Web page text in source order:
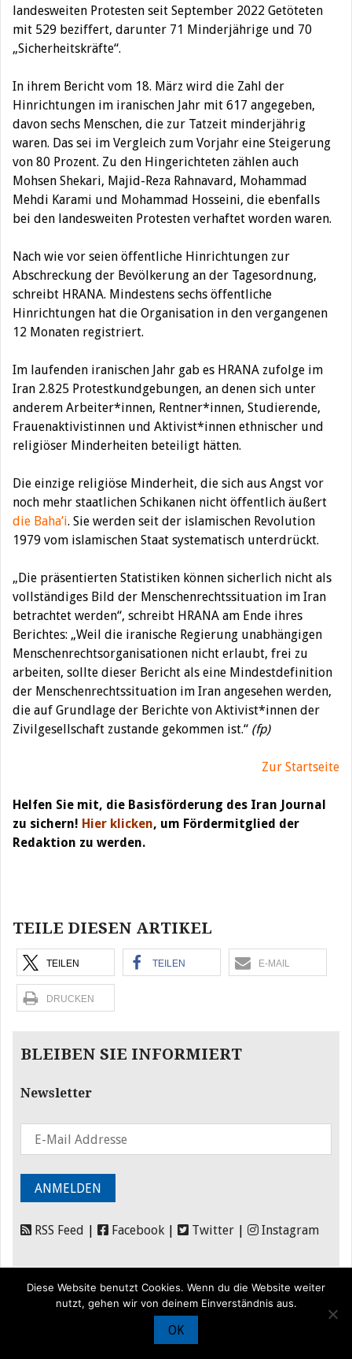
landesweiten Protesten seit September 2022 Getöteten
mit 529 beziffert, darunter 71 Minderjährige und 70
„Sicherheitskräfte“.
In ihrem Bericht vom 18. März wird die Zahl der
Hinrichtungen im iranischen Jahr mit 617 angegeben,
davon sechs Menschen, die zur Tatzeit minderjährig
waren. Das sei im Vergleich zum Vorjahr eine Steigerung
von 80 Prozent. Zu den Hingerichteten zählen auch
Mohsen Shekari, Majid-Reza Rahnavard, Mohammad
Mehdi Karami und Mohammad Hosseini, die ebenfalls
bei den landesweiten Protesten verhaftet worden waren.
Nach wie vor seien öffentliche Hinrichtungen zur
Abschreckung der Bevölkerung an der Tagesordnung,
schreibt HRANA. Mindestens sechs öffentliche
Hinrichtungen hat die Organisation in den vergangenen
12 Monaten registriert.
Im laufenden iranischen Jahr gab es HRANA zufolge im
Iran 2.825 Protestkundgebungen, an denen sich unter
anderem Arbeiter*innen, Rentner*innen, Studierende,
Frauenaktivistinnen und Aktivist*innen ethnischer und
religiöser Minderheiten beteiligt hätten.
Die einzige religiöse Minderheit, die sich aus Angst vor
noch mehr staatlichen Schikanen nicht öffentlich äußert
die Baha’i. Sie werden seit der islamischen Revolution
1979 vom islamischen Staat systematisch unterdrückt.
„Die präsentierten Statistiken können sicherlich nicht als
vollständiges Bild der Menschenrechtssituation im Iran
betrachtet werden“, schreibt HRANA am Ende ihres
Berichtes: „Weil die iranische Regierung unabhängigen
Menschenrechtsorganisationen nicht erlaubt, frei zu
arbeiten, sollte dieser Bericht als eine Mindestdefinition
der Menschenrechtssituation im Iran angesehen werden,
die auf Grundlage der Berichte von Aktivist*innen der
Zivilgesellschaft zustande gekommen ist.“ (fp)
Zur Startseite
Helfen Sie mit, die Basisförderung des Iran Journal
zu sichern! Hier klicken, um Fördermitglied der
Redaktion zu werden.
TEILE DIESEN ARTIKEL
TEILEN TEILEN E-MAIL
DRUCKEN
BLEIBEN SIE INFORMIERT
Newsletter
RSS Feed Facebook Twitter Instagram
Förderung|
Diese Website benutzt Cookies. Wenn du die Website weiter
nutzt, gehen wir von deinem Einverständnis aus.
OK